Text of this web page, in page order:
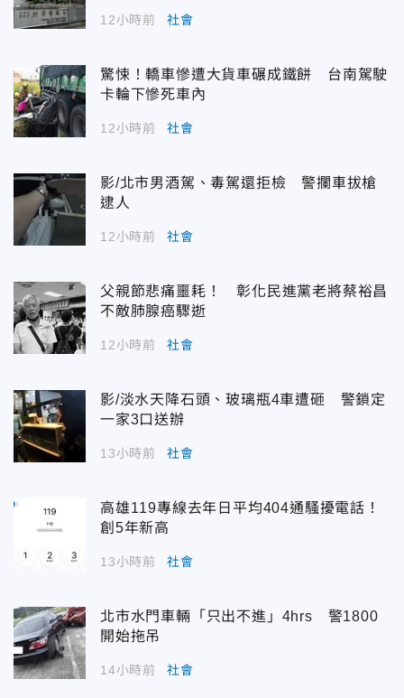
12小時前 社會
驚悚！轎車慘遭大貨車碾成鐵餅 台南駕駛
卡輪下慘死車內
12小時前 社會
影/北市男酒駕、毒駕還拒檢 警攔車拔槍
逮人
12小時前 社會
父親節悲痛噩耗！ 彰化民進黨老將蔡裕昌
不敵肺腺癌驟逝
12小時前 社會
影/淡水天降石頭、玻璃瓶4車遭砸 警鎖定
一家3口送辦
13小時前 社會
高雄119專線去年日平均404通騷擾電話！
創5年新高
13小時前 社會
北市水門車輛「只出不進」4hrs 警1800
開始拖吊
14小時前 社會